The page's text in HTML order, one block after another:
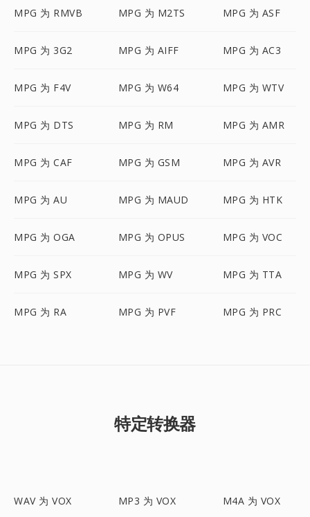
MPG 为 RMVB MPG 为 M2TS MPG 为 ASF
MPG 为 3G2 MPG 为 AIFF MPG 为 AC3
MPG 为 F4V MPG 为 W64 MPG 为 WTV
MPG 为 DTS MPG 为 RM MPG 为 AMR
MPG 为 CAF MPG 为 GSM MPG 为 AVR
MPG 为 AU MPG 为 MAUD MPG 为 HTK
MPG 为 OGA MPG 为 OPUS MPG 为 VOC
MPG 为 SPX MPG 为 WV MPG 为 TTA
MPG 为 RA MPG 为 PVF MPG 为 PRC
特定转换器
WAV 为 VOX MP3 为 VOX M4A 为 VOX